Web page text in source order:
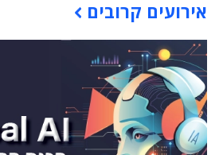
אירועים קרובים